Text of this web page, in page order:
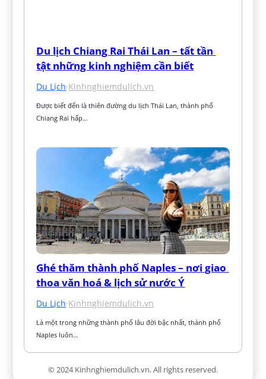
Du lịch Chiang Rai Thái Lan – tất tần
tật những kinh nghiệm cần biết
Du Lịch·Kinhnghiemdulich.vn
Được biết đến là thiên đường du lịch Thái Lan, thành phố
Chiang Rai hấp…
Ghé thăm thành phố Naples – nơi giao
thoa văn hoá & lịch sử nước Ý
Du Lịch·Kinhnghiemdulich.vn
Là một trong những thành phố lâu đời bậc nhất, thành phố
Naples luôn…
© 2024 Kinhnghiemdulich.vn. All rights reserved.